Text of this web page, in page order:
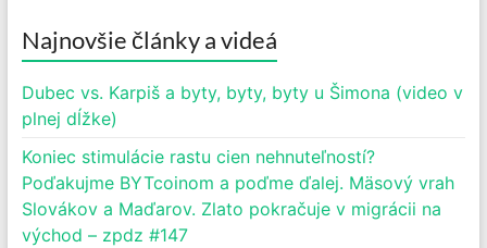
Najnovšie články a videá
Dubec vs. Karpiš a byty, byty, byty u Šimona (video v
plnej dĺžke)
Koniec stimulácie rastu cien nehnuteľností?
Poďakujme BYTcoinom a poďme ďalej. Mäsový vrah
Slovákov a Maďarov. Zlato pokračuje v migrácii na
východ – zpdz #147